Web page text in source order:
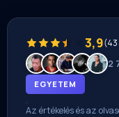
3,9(43
2
EGYETEM
Az értékelés és az